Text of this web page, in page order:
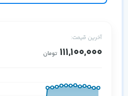
آخرین قیمت:
111,100,000 تومان